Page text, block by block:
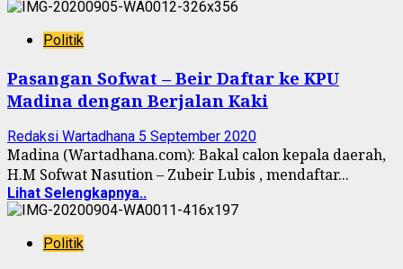
Politik
Pasangan Sofwat – Beir Daftar ke KPU
Madina dengan Berjalan Kaki
Redaksi Wartadhana 5 September 2020
Madina (Wartadhana.com): Bakal calon kepala daerah,
H.M Sofwat Nasution – Zubeir Lubis , mendaftar...
Lihat Selengkapnya..
Politik